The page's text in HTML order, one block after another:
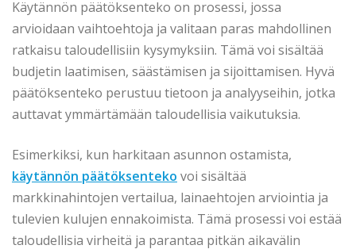
Käytännön päätöksenteko on prosessi, jossa
arvioidaan vaihtoehtoja ja valitaan paras mahdollinen
ratkaisu taloudellisiin kysymyksiin. Tämä voi sisältää
budjetin laatimisen, säästämisen ja sijoittamisen. Hyvä
päätöksenteko perustuu tietoon ja analyyseihin, jotka
auttavat ymmärtämään taloudellisia vaikutuksia.
Esimerkiksi, kun harkitaan asunnon ostamista,
käytännön päätöksenteko voi sisältää
markkinahintojen vertailua, lainaehtojen arviointia ja
tulevien kulujen ennakoimista. Tämä prosessi voi estää
taloudellisia virheitä ja parantaa pitkän aikavälin